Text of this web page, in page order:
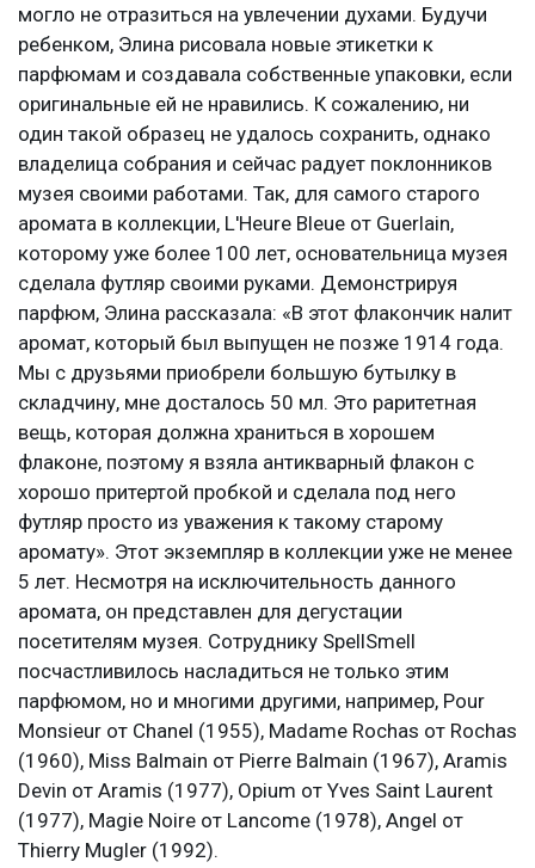
могло не отразиться на увлечении духами. Будучи
ребенком, Элина рисовала новые этикетки к
парфюмам и создавала собственные упаковки, если
оригинальные ей не нравились. К сожалению, ни
один такой образец не удалось сохранить, однако
владелица собрания и сейчас радует поклонников
музея своими работами. Так, для самого старого
аромата в коллекции, L'Heure Bleue от Guerlain,
которому уже более 100 лет, основательница музея
сделала футляр своими руками. Демонстрируя
парфюм, Элина рассказала: «В этот флакончик налит
аромат, который был выпущен не позже 1914 года.
Мы с друзьями приобрели большую бутылку в
складчину, мне досталось 50 мл. Это раритетная
вещь, которая должна храниться в хорошем
флаконе, поэтому я взяла антикварный флакон с
хорошо притертой пробкой и сделала под него
футляр просто из уважения к такому старому
аромату». Этот экземпляр в коллекции уже не менее
5 лет. Несмотря на исключительность данного
аромата, он представлен для дегустации
посетителям музея. Сотруднику SpellSmell
посчастливилось насладиться не только этим
парфюмом, но и многими другими, например, Pour
Monsieur от Chanel (1955), Madame Rochas от Rochas
(1960), Miss Balmain от Pierre Balmain (1967), Aramis
Devin от Aramis (1977), Opium от Yves Saint Laurent
(1977), Magie Noire от Lancome (1978), Angel от
Thierry Mugler (1992).